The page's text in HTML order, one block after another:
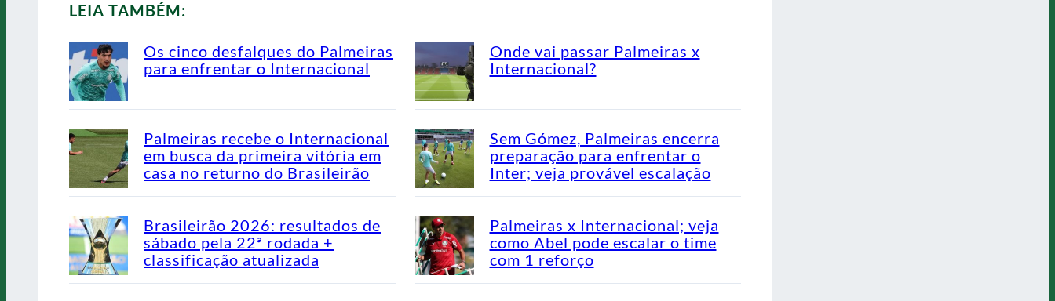
LEIA TAMBÉM:
Os cinco desfalques do Palmeiras
para enfrentar o Internacional
Onde vai passar Palmeiras x
Internacional?
Palmeiras recebe o Internacional
em busca da primeira vitória em
casa no returno do Brasileirão
Sem Gómez, Palmeiras encerra
preparação para enfrentar o
Inter; veja provável escalação
Brasileirão 2026: resultados de
sábado pela 22ª rodada +
classificação atualizada
Palmeiras x Internacional; veja
como Abel pode escalar o time
com 1 reforço